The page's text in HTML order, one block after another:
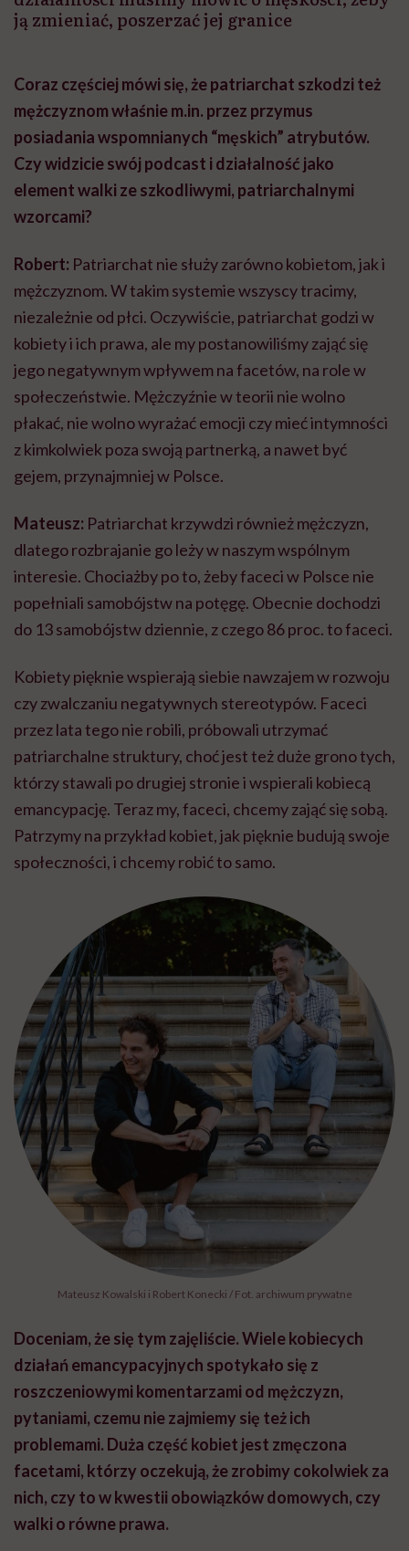
ją zmieniać, poszerzać jej granice
Coraz częściej mówi się, że patriarchat szkodzi też
mężczyznom właśnie m.in. przez przymus
posiadania wspomnianych “męskich” atrybutów.
Czy widzicie swój podcast i działalność jako
element walki ze szkodliwymi, patriarchalnymi
wzorcami?
Robert: Patriarchat nie służy zarówno kobietom, jak i
mężczyznom. W takim systemie wszyscy tracimy,
niezależnie od płci. Oczywiście, patriarchat godzi w
kobiety i ich prawa, ale my postanowiliśmy zająć się
jego negatywnym wpływem na facetów, na role w
społeczeństwie. Mężczyźnie w teorii nie wolno
płakać, nie wolno wyrażać emocji czy mieć intymności
z kimkolwiek poza swoją partnerką, a nawet być
gejem, przynajmniej w Polsce.
Mateusz: Patriarchat krzywdzi również mężczyzn,
dlatego rozbrajanie go leży w naszym wspólnym
interesie. Chociażby po to, żeby faceci w Polsce nie
popełniali samobójstw na potęgę. Obecnie dochodzi
do 13 samobójstw dziennie, z czego 86 proc. to faceci.
Kobiety pięknie wspierają siebie nawzajem w rozwoju
czy zwalczaniu negatywnych stereotypów. Faceci
przez lata tego nie robili, próbowali utrzymać
patriarchalne struktury, choć jest też duże grono tych,
którzy stawali po drugiej stronie i wspierali kobiecą
emancypację. Teraz my, faceci, chcemy zająć się sobą.
Patrzymy na przykład kobiet, jak pięknie budują swoje
społeczności, i chcemy robić to samo.
Mateusz Kowalski i Robert Konecki / Fot. archiwum prywatne
Doceniam, że się tym zajęliście. Wiele kobiecych
działań emancypacyjnych spotykało się z
roszczeniowymi komentarzami od mężczyzn,
pytaniami, czemu nie zajmiemy się też ich
problemami. Duża część kobiet jest zmęczona
facetami, którzy oczekują, że zrobimy cokolwiek za
nich, czy to w kwestii obowiązków domowych, czy
walki o równe prawa.